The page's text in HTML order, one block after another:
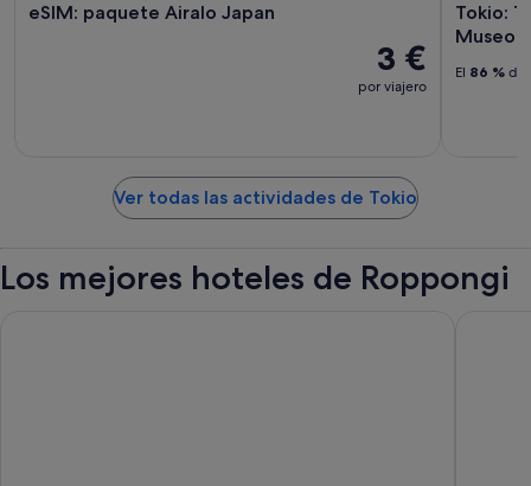
eSIM: paquete Airalo Japan
3 €
por viajero
Tokio:
Museo
El 86 % de
Ver todas las actividades de Tokio
Los mejores hoteles de Roppongi